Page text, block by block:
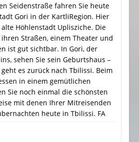
Seidenstraße fahren Sie heute
Gori in der KartliRegion. Hier
Höhlenstadt Uplisziche. Die
Straßen, einem Theater und
ist gut sichtbar. In Gori, der
sehen Sie sein Geburtshaus –
es zurück nach Tbilissi. Beim
in einem gemütlichen
Sie noch einmal die schönsten
mit denen Ihrer Mitreisenden
heute in Tbilissi. FA